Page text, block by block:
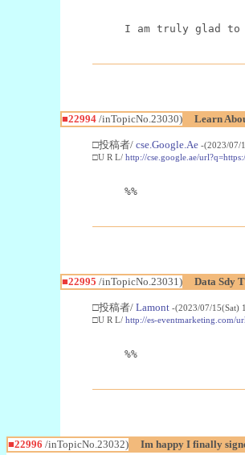
I am truly glad to
■22994/inTopicNo.23030) Learn
□投稿者/ cse.Google.Ae -(2023/07/
□U R L/ http://cse.google.ae/
%%
■22995 /inTopicNo.23031) Data Sdy
□投稿者/ Lamont -(2023/07/
□U R L/ http://es-eventmarketing.com/
%%
■22996 /inTopicNo.23032) Im happy I finally